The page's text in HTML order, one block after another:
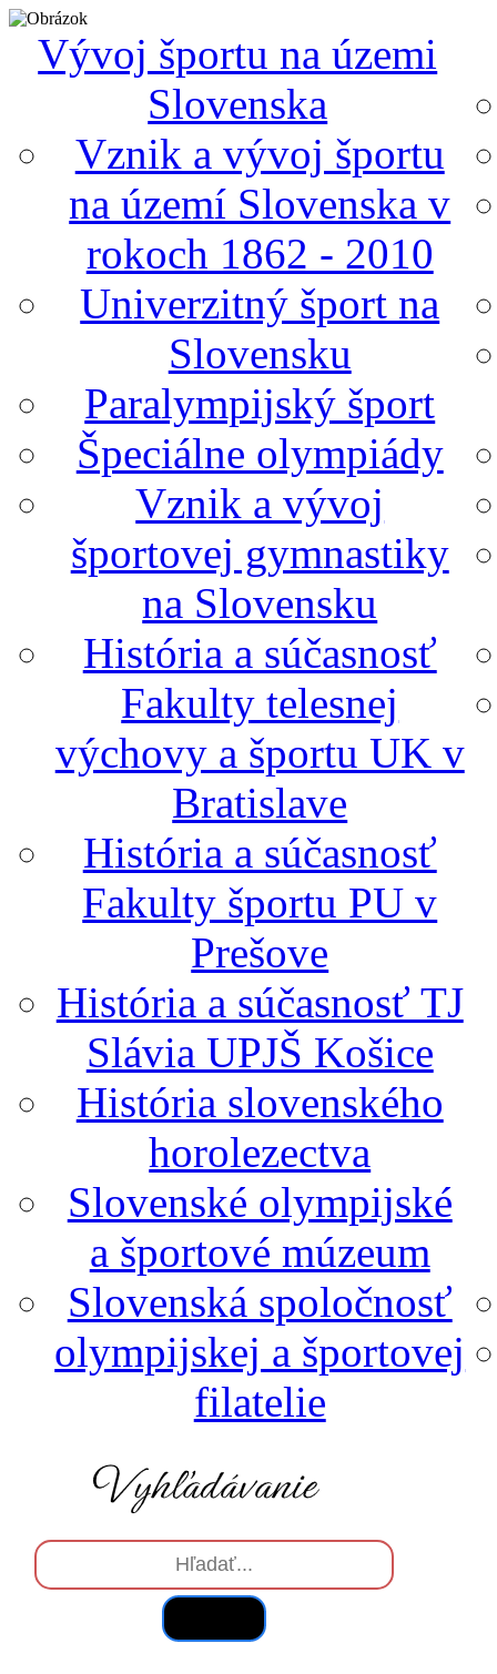
Vývoj športu na územi
Slovenska
Vznik a vývoj športu
na území Slovenska v
rokoch 1862 - 2010
Univerzitný šport na
Slovensku
Paralympijský šport
Špeciálne olympiády
Vznik a vývoj
športovej gymnastiky
na Slovensku
História a súčasnosť
Fakulty telesnej
výchovy a športu UK v
Bratislave
História a súčasnosť
Fakulty športu PU v
Prešove
História a súčasnosť TJ
Slávia UPJŠ Košice
História slovenského
horolezectva
Slovenské olympijské
a športové múzeum
Slovenská spoločnosť
olympijskej a športovej
filatelie